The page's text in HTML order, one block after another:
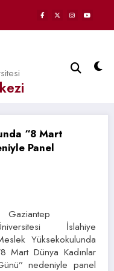
“8 Mart
Panel
Gaziantep
İslahiye
Yüksekokulunda
Mart Dünya Kadınlar
nedeniyle panel